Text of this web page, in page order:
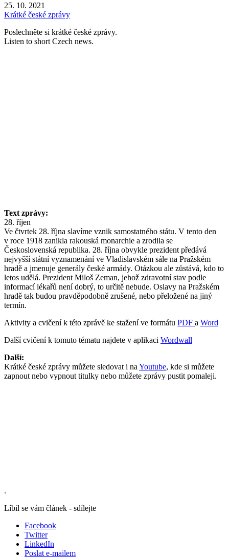
25. 10. 2021
Krátké české zprávy
Poslechněte si krátké české zprávy.
Listen to short Czech news.
Text zprávy:
28. říjen
Ve čtvrtek 28. října slavíme vznik samostatného státu. V tento den
v roce 1918 zanikla rakouská monarchie a zrodila se
Československá republika. 28. října obvykle prezident předává
nejvyšší státní vyznamenání ve Vladislavském sále na Pražském
hradě a jmenuje generály české armády. Otázkou ale zůstává, kdo to
letos udělá. Prezident Miloš Zeman, jehož zdravotní stav podle
informací lékařů není dobrý, to určitě nebude. Oslavy na Pražském
hradě tak budou pravděpodobně zrušené, nebo přeložené na jiný
termín.
Aktivity a cvičení k této zprávě ke stažení ve formátu PDF a Word
Další cvičení k tomuto tématu najdete v aplikaci Wordwall
Další:
Krátké české zprávy můžete sledovat i na Youtube, kde si můžete
zapnout nebo vypnout titulky nebo můžete zprávy pustit pomaleji.
.
Líbil se vám článek - sdílejte
Facebook
Twitter
LinkedIn
Poslat e-mailem